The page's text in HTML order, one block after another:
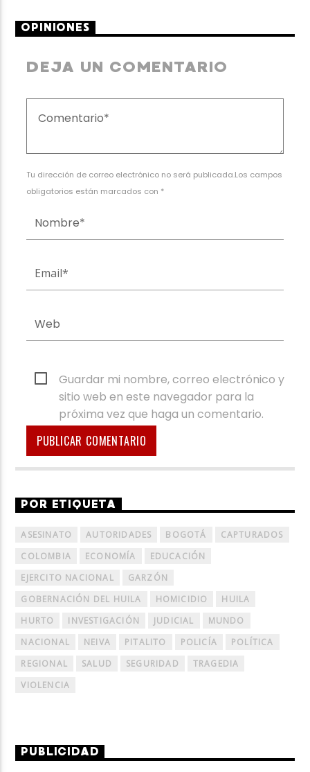
OPINIONES
DEJA UN COMENTARIO
Tu dirección de correo electrónico no será publicada.Los campos
obligatorios están marcados con *
Guardar mi nombre, correo electrónico y
sitio web en este navegador para la
próxima vez que haga un comentario.
POR ETIQUETA
ASESINATO AUTORIDADES BOGOTÁ
CAPTURADOS
COLOMBIA
ECONOMÍA
EDUCACIÓN
EJERCITO NACIONAL
GARZÓN
GOBERNACIÓN DEL HUILA
HOMICIDIO
HUILA
HURTO
INVESTIGACIÓN JUDICIAL
MUNDO
NACIONAL
NEIVA PITALITO POLICÍA
POLÍTICA
REGIONAL
SALUD SEGURIDAD
TRAGEDIA
VIOLENCIA
PUBLICIDAD